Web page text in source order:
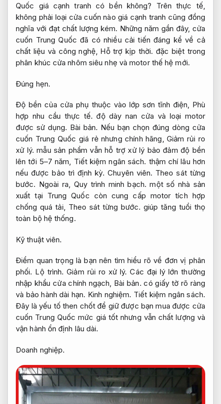
Quốc giá cạnh tranh có bền không? Trên thực tế,
không phải loại cửa cuốn nào giá cạnh tranh cũng đồng
nghĩa với đạt chất lượng kém. Những năm gần đây, cửa
cuốn Trung Quốc đã có nhiều cải tiến đáng kể về cả
chất liệu và công nghệ, Hỗ trợ kịp thời. đặc biệt trong
phân khúc cửa nhôm siêu nhẹ và motor thế hệ mới.
Đúng hẹn.
Độ bền của cửa phụ thuộc vào lớp sơn tĩnh điện, Phù
hợp nhu cầu thực tế. độ dày nan cửa và loại motor
được sử dụng. Bài bản. Nếu bạn chọn đúng dòng cửa
cuốn Trung Quốc giá rẻ nhưng chính hãng,Giảm rủi ro
xử lý. mẫu sản phẩm vẫn hỗ trợ xử lý bảo đảm độ bền
lên tới 5–7 năm, Tiết kiệm ngân sách. thậm chí lâu hơn
nếu được bảo trì định kỳ.Chuyên viên. Theo sát từng
bước. Ngoài ra, Quy trình minh bạch. một số nhà sản
xuất tại Trung Quốc còn cung cấp motor tích hợp
chống quá tải, Theo sát từng bước. giúp tăng tuổi thọ
toàn bộ hệ thống.
Kỹ thuật viên.
Điểm quan trọng là bạn nên tìm hiểu rõ về đơn vị phân
phối. Lộ trình. Giảm rủi ro xử lý. Các đại lý lớn thường
nhập khẩu cửa chính ngạch, Bài bản. có giấy tờ rõ ràng
và bảo hành dài hạn. Kinh nghiệm. Tiết kiệm ngân sách.
Đây là yếu tố then chốt để giữ được bạn mua được cửa
cuốn Trung Quốc mức giá tốt nhưng vẫn chất lượng và
vận hành ổn định lâu dài.
Doanh nghiệp.